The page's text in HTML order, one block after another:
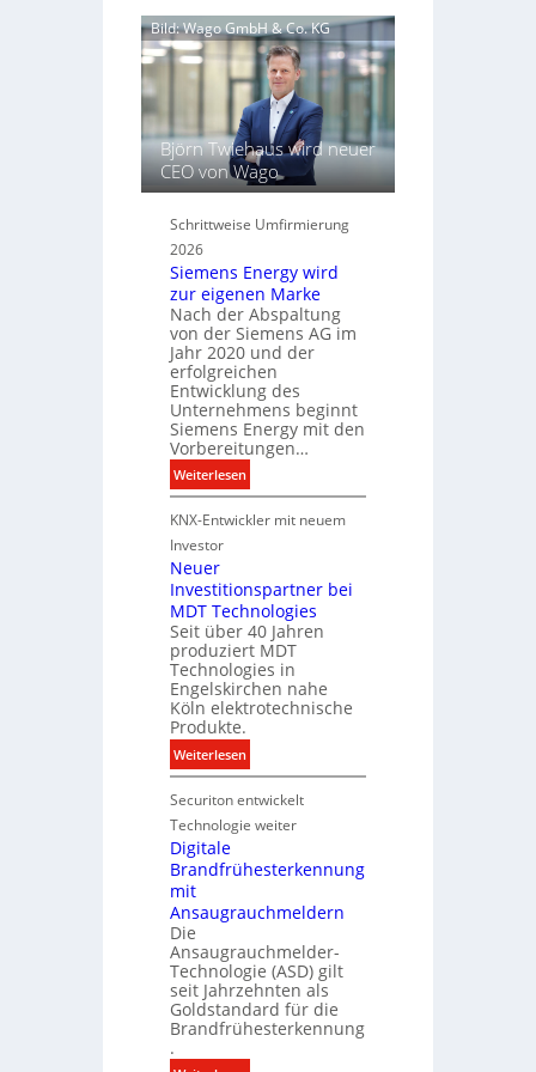
h
a
f
t
e
l
c
h
t
n
B
e
l
e
u
c
h
t
u
n
g
s
t
e
c
h
n
i
k
S
s
s
e
f
r
d
i
g
i
t
a
l
e
P
r
o
d
u
k
t
d
a
t
e
n
Bild: Wago GmbH & Co. KG
Björn Twiehaus wird neuer
CEO von Wago
Schrittweise Umfirmierung
2026
Siemens Energy wird
zur eigenen Marke
Nach der Abspaltung
von der Siemens AG im
Jahr 2020 und der
erfolgreichen
Entwicklung des
Unternehmens beginnt
Siemens Energy mit den
Vorbereitungen…
Weiterlesen:
S
i
e
n
s
E
n
e
y
d
u
e
i
g
e
e
KNX-Entwickler mit neuem
Investor
Neuer
Investitionspartner bei
MDT Technologies
Seit über 40 Jahren
produziert MDT
Technologies in
Engelskirchen nahe
Köln elektrotechnische
Produkte.
Weiterlesen:
N
e
u
r
n
e
s
t
i
Securiton entwickelt
Technologie weiter
Digitale
Brandfrühesterkennung
mit
Ansaugrauchmeldern
Die
Ansaugrauchmelder-
Technologie (ASD) gilt
seit Jahrzehnten als
Goldstandard für die
Brandfrühesterkennung
.